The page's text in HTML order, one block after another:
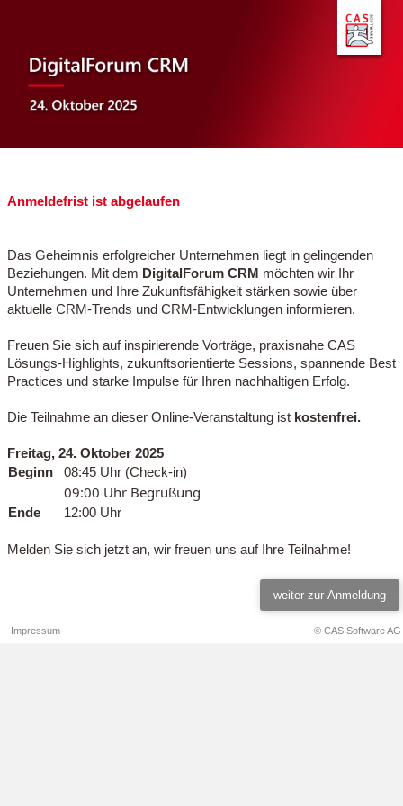
Anmeldefrist ist abgelaufen
Das Geheimnis erfolgreicher Unternehmen liegt in gelingenden
Beziehungen. Mit dem DigitalForum CRM möchten wir Ihr
Unternehmen und Ihre Zukunftsfähigkeit stärken sowie über
aktuelle CRM-Trends und CRM-Entwicklungen informieren.
Freuen Sie sich auf inspirierende Vorträge, praxisnahe CAS
Lösungs-Highlights, zukunftsorientierte Sessions, spannende Best
Practices und starke Impulse für Ihren nachhaltigen Erfolg.
Die Teilnahme an dieser Online-Veranstaltung ist kostenfrei.
Freitag, 24. Oktober 2025
Beginn
08:45 Uhr (Check-in)
09:00 Uhr Begrüßung
Ende 12:00 Uhr
Melden Sie sich jetzt an, wir freuen uns auf Ihre Teilnahme!
Impressum © CAS Software AG